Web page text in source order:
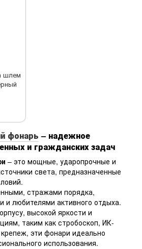
шлем
фонарь – надежное
и гражданских задач
– это мощные, ударопрочные и
света, предназначенные
стражами порядка,
и любителями активного отдыха.
высокой яркости и
таким как стробоскоп, ИК-
эти фонари идеально
использования.